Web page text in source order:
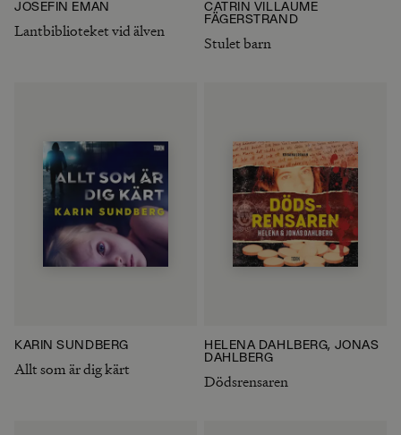
JOSEFIN EMAN
Lantbiblioteket vid älven
CATRIN VILLAUME
FÄGERSTRAND
Stulet barn
KARIN SUNDBERG
Allt som är dig kärt
HELENA DAHLBERG, JONAS
DAHLBERG
Dödsrensaren